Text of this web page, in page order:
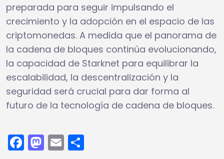
preparada para seguir impulsando el
crecimiento y la adopción en el espacio de las
criptomonedas. A medida que el panorama de
la cadena de bloques continúa evolucionando,
la capacidad de Starknet para equilibrar la
escalabilidad, la descentralización y la
seguridad será crucial para dar forma al
futuro de la tecnología de cadena de bloques.
Facebook
Mastodon
Email